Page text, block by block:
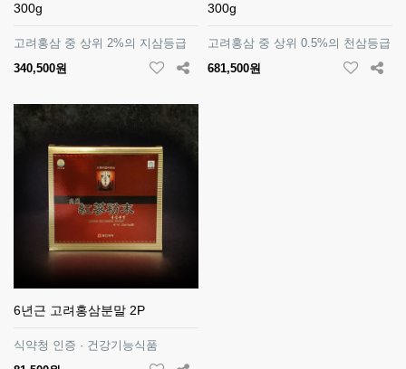
300g
고려홍삼 중 상위 2%의 지삼등급
340,500원
300g
고려홍삼 중 상위 0.5%의 천삼등급
681,500원
6년근 고려홍삼분말 2P
식약청 인증 · 건강기능식품